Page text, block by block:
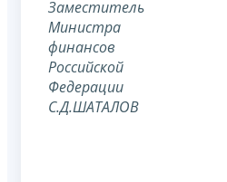
Заместитель
Министра
финансов
Российской
Федерации
С.Д.ШАТАЛОВ